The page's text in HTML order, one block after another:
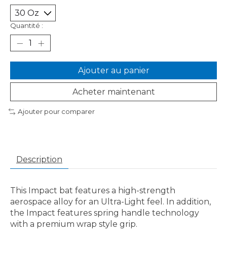
Quantité :
Ajouter au panier
Acheter maintenant
Ajouter pour comparer
Description
This Impact bat features a high-strength
aerospace alloy for an Ultra-Light feel. In addition,
the Impact features spring handle technology
with a premium wrap style grip.